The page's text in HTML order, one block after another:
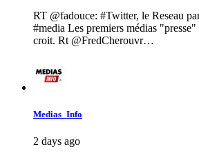
RT @fadouce: #Twitter, le Reseau
#media Les premiers médias
croit. Rt @FredCherouvr…
Medias_Info
2 days ago